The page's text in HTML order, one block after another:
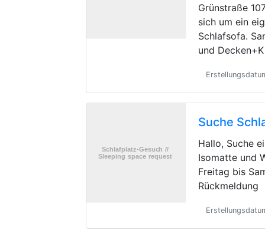
Grünstraße
sich um ein
Schlafsofa.
und
Suche
Hallo, Suche
Isomatte und
Freitag bis
Rückmeldung